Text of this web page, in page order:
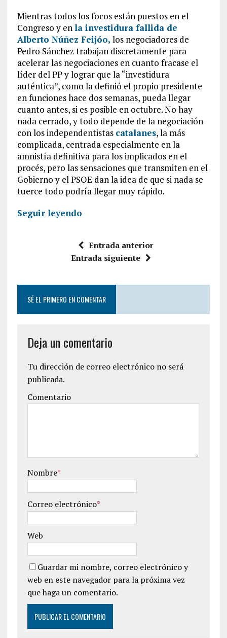
Mientras todos los focos están puestos en el
Congreso y enla investidura fallida de
Alberto Núñez Feijóo, los negociadores de
Pedro Sánchez trabajan discretamente para
acelerar las negociaciones en cuanto fracase el
líder del PP y lograr que la “investidura
auténtica”, como la definió el propio presidente
en funciones hace dos semanas, pueda llegar
cuanto antes, si es posible en octubre. No hay
nada cerrado, y todo depende de la negociación
con los independentistas catalanes, la más
complicada, centrada especialmente en la
amnistía definitiva para los implicados en el
procés, pero las sensaciones que transmiten en el
Gobierno y el PSOE dan la idea de que si nada se
tuerce todo podría llegar muy rápido.
Seguir leyendo
Entrada anterior
Entrada siguiente
SÉ EL PRIMERO EN COMENTAR
Deja un comentario
Tu dirección de correo electrónico no será
publicada.
Comentario
Nombre*
Correo electrónico*
Web
Guardar mi nombre, correo electrónico y
web en este navegador para la próxima vez
que haga un comentario.